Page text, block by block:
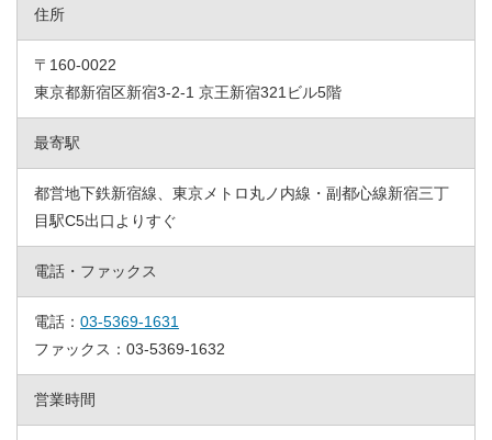
住所
〒160-0022
東京都新宿区新宿3-2-1 京王新宿321ビル5階
最寄駅
都営地下鉄新宿線、東京メトロ丸ノ内線・副都心線新宿三丁
目駅C5出口よりすぐ
電話・ファックス
電話： 03-5369-1631
ファックス：03-5369-1632
営業時間